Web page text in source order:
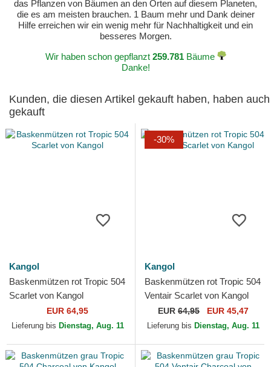
das Pflanzen von Bäumen an den Orten auf diesem Planeten,
die es am meisten brauchen. 1 Baum mehr und Dank deiner
Hilfe erreichen wir ein wenig mehr für Nachhaltigkeit und ein
besseres Morgen.
Wir haben schon gepflanzt 259.781Bäume
Danke!
Kunden, die diesen Artikel gekauft haben, haben auch
gekauft
Kangol
Baskenmützen rot Tropic 504
Scarlet von Kangol
EUR 64,95
Lieferung bis Dienstag, Aug. 11
-30%
Kangol
Baskenmützen rot Tropic 504
Ventair Scarlet von Kangol
EUR 64,95 EUR 45,47
Lieferung bis Dienstag, Aug. 11